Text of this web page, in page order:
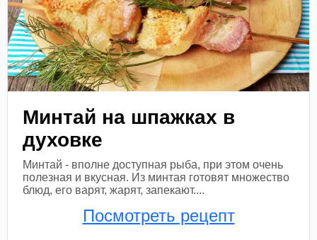
Минтай на шпажках в
духовке
Минтай - вполне доступная рыба, при этом очень
полезная и вкусная. Из минтая готовят множество
блюд, его варят, жарят, запекают....
Посмотреть рецепт